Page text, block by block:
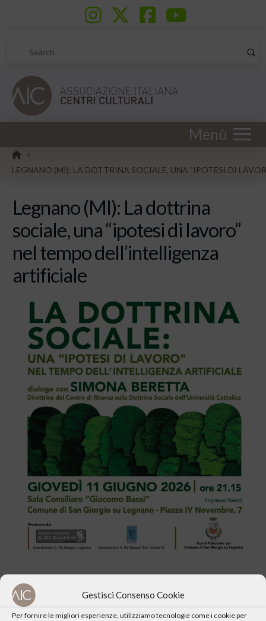
Gestisci Consenso Cookie
Per fornire le migliori esperienze, utilizziamo tecnologie come i cookie per
Search
Menù
HOME
>
LEGNANO (MI): LA DOTTRINA SOCIALE, UNA "IPOTESI DI
Legnano (MI): La dottrina
sociale, una “ipotesi di lavoro”
nel tempo dell’intelligenza
artificiale